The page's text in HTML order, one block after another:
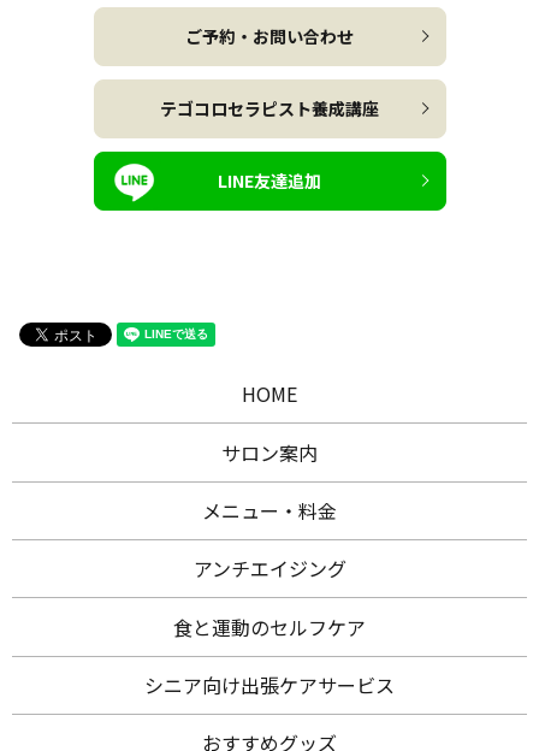
ご予約・お問い合わせ
テゴコロセラピスト養成講座
LINE友達追加
HOME
サロン案内
メニュー・料金
アンチエイジング
食と運動のセルフケア
シニア向け出張ケアサービス
おすすめグッズ